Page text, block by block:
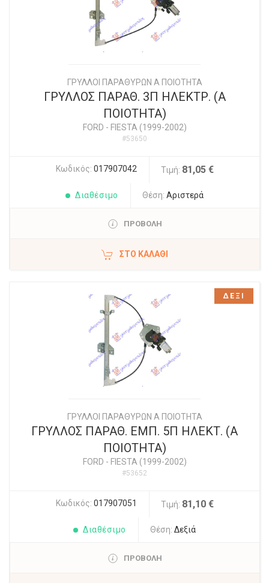
ΓΡΥΛΛΟΙ ΠΑΡΑΘΥΡΩΝ Α ΠΟΙΟΤΗΤΑ
ΓΡΥΛΛΟΣ ΠΑΡΑΘ. 3Π ΗΛΕΚΤΡ. (Α
ΠΟΙΟΤΗΤΑ)
FORD - FIESTA (1999-2002)
#53650
Κωδικός: 017907042 Τιμή: 81,05 €
Διαθέσιμο Θέση: Αριστερά
ΠΡΟΒΟΛΗ
ΣΤΟ ΚΑΛΆΘΙ
ΓΡΥΛΛΟΙ ΠΑΡΑΘΥΡΩΝ Α ΠΟΙΟΤΗΤΑ
ΓΡΥΛΛΟΣ ΠΑΡΑΘ. ΕΜΠ. 5Π ΗΛΕΚΤ. (Α
ΠΟΙΟΤΗΤΑ)
FORD - FIESTA (1999-2002)
#53652
Κωδικός: 017907051 Τιμή: 81,10 €
Διαθέσιμο Θέση: Δεξιά
ΠΡΟΒΟΛΗ
ΔΕΞΙ